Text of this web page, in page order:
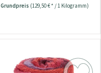
Grundpreis (129,50 € * / 1 Kilogramm)